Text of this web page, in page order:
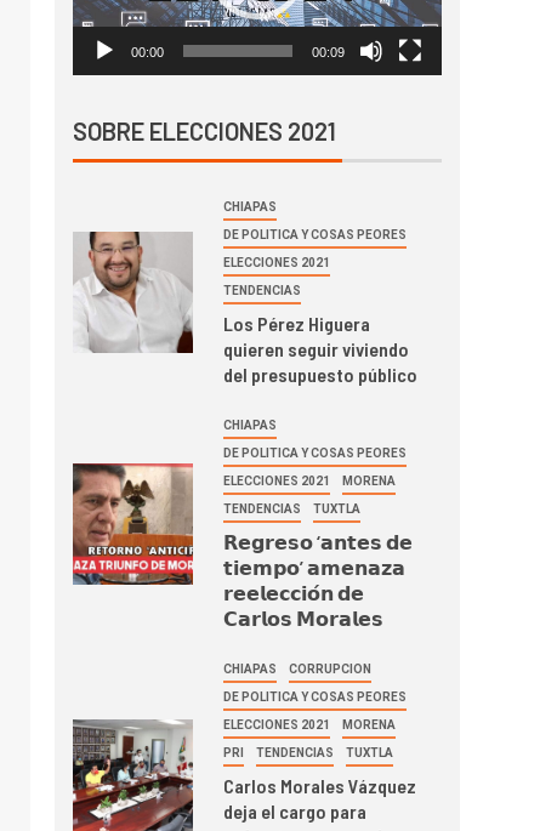
00:00 00:09
SOBRE ELECCIONES 2021
CHIAPAS
DE POLITICA Y COSAS PEORES
ELECCIONES 2021
TENDENCIAS
Los Pérez Higuera
quieren seguir viviendo
del presupuesto público
CHIAPAS
DE POLITICA Y COSAS PEORES
ELECCIONES 2021 MORENA
TENDENCIAS TUXTLA
𝗥𝗲𝗴𝗿𝗲𝘀𝗼 ‘𝗮𝗻𝘁𝗲𝘀 𝗱𝗲
𝘁𝗶𝗲𝗺𝗽𝗼’ 𝗮𝗺𝗲𝗻𝗮𝘇𝗮
𝗿𝗲𝗲𝗹𝗲𝗰𝗰𝗶𝗼́𝗻 𝗱𝗲
𝗖𝗮𝗿𝗹𝗼𝘀 𝗠𝗼𝗿𝗮𝗹𝗲𝘀
CHIAPAS CORRUPCION
DE POLITICA Y COSAS PEORES
ELECCIONES 2021 MORENA
PRI TENDENCIAS TUXTLA
Carlos Morales Vázquez
deja el cargo para